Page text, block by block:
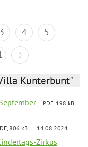
3 4
5
Kunterbunt"
PDF, 198 kB
806 kB 14.08.2024
Zirkus